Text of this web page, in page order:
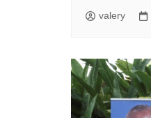
valery